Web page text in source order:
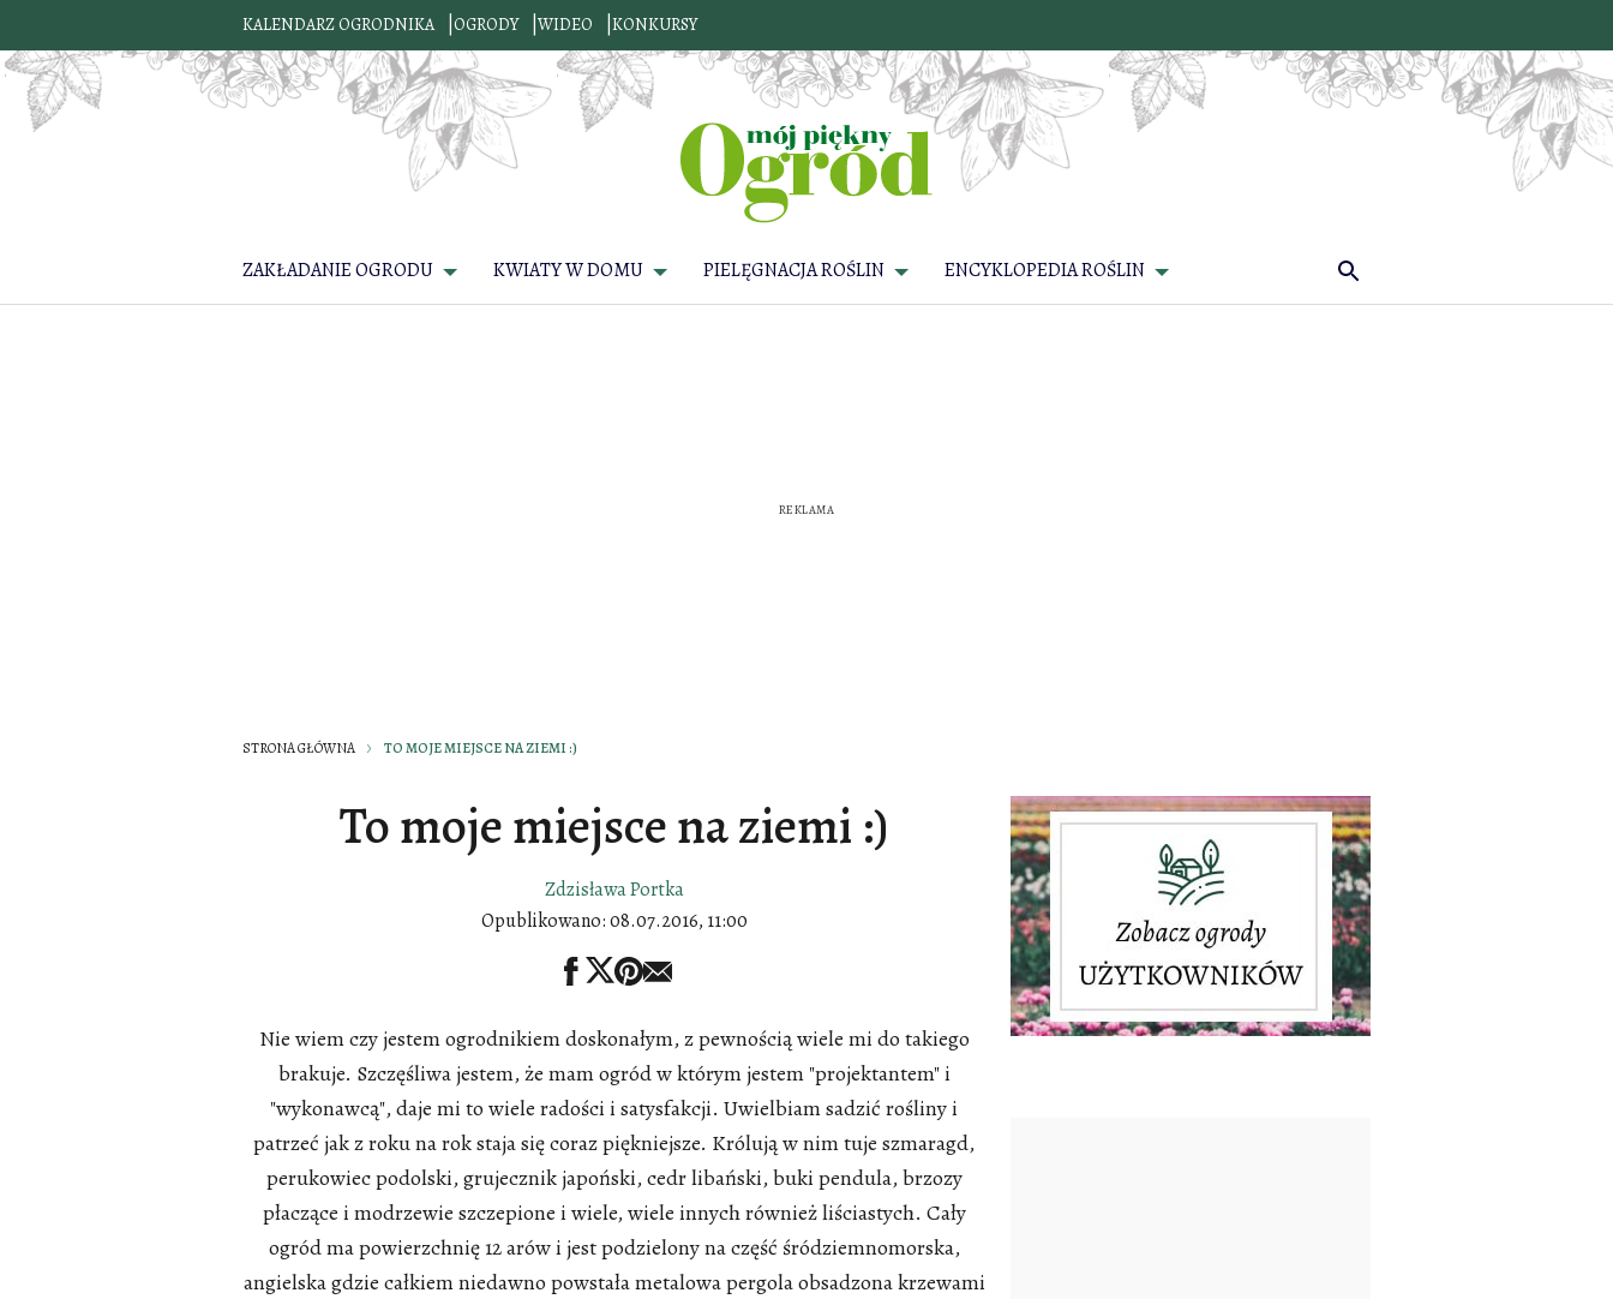
KALENDARZ OGRODNIKA OGRODY WIDEO KONKURSY
ZAKŁADANIE OGRODU KWIATY W DOMU PIELĘGNACJA ROŚLIN ENCYKLOPEDIA ROŚLIN
STRONA GŁÓWNA TO MOJE MIEJSCE NA ZIEMI :)
To moje miejsce na ziemi :)
Zdzisława Portka
Opublikowano:08.07.2016, 11:00
Nie wiem czy jestem ogrodnikiem doskonałym, z pewnością wiele mi do takiego
brakuje. Szczęśliwa jestem, że mam ogród w którym jestem "projektantem" i
"wykonawcą", daje mi to wiele radości i satysfakcji. Uwielbiam sadzić rośliny i
patrzeć jak z roku na rok staja się coraz piękniejsze. Królują w nim tuje szmaragd,
perukowiec podolski, grujecznik japoński, cedr libański, buki pendula, brzozy
płaczące i modrzewie szczepione i wiele, wiele innych również liściastych. Cały
ogród ma powierzchnię 12 arów i jest podzielony na część śródziemnomorska,
angielska gdzie całkiem niedawno powstała metalowa pergola obsadzona krzewami